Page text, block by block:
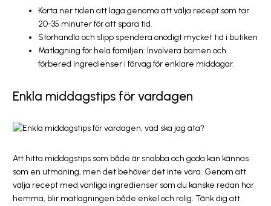
Korta ner tiden att laga genoma att välja recept som tar
20-35 minuter för att spara tid.
Storhandla och slipp spendera onödigt mycket tid i butiken
Matlagning för hela familjen: Involvera barnen och
förbered ingredienser i förväg för enklare middagar.
Enkla middagstips för vardagen
Att hitta middagstips som både är snabba och goda kan kännas
som en utmaning, men det behöver det inte vara. Genom att
välja recept med vanliga ingredienser som du kanske redan har
hemma, blir matlagningen både enkel och rolig. Tänk dig att